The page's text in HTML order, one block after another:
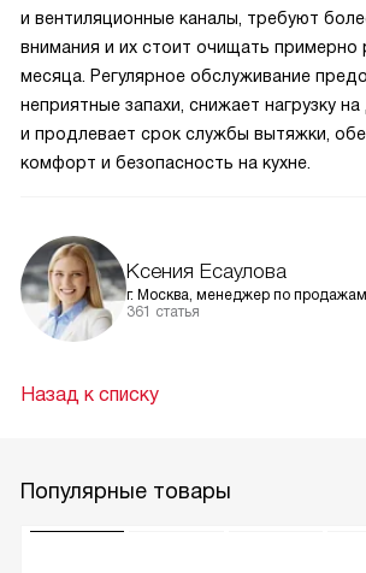
и вентиляционные каналы, требуют
внимания и их стоит очищать примерно
месяца. Регулярное обслуживание
неприятные запахи, снижает нагрузку на
и продлевает срок службы вытяжки,
комфорт и безопасность на кухне.
Ксения Есаулова
г. Москва, менеджер по продажам
361 статья
Назад к списку
Популярные товары